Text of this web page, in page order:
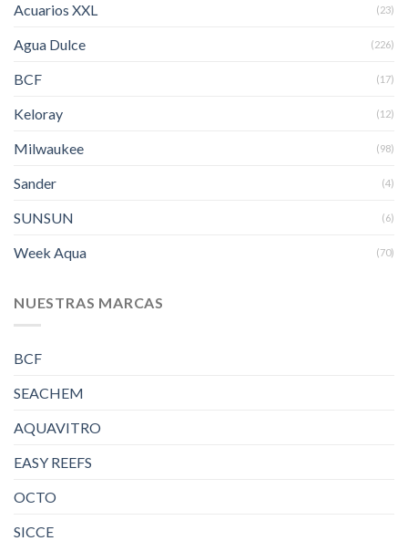
Acuarios XXL (23)
Agua Dulce (226)
BCF (17)
Keloray (12)
Milwaukee (98)
Sander (4)
SUNSUN (6)
Week Aqua (70)
NUESTRAS MARCAS
BCF
SEACHEM
AQUAVITRO
EASY REEFS
OCTO
SICCE